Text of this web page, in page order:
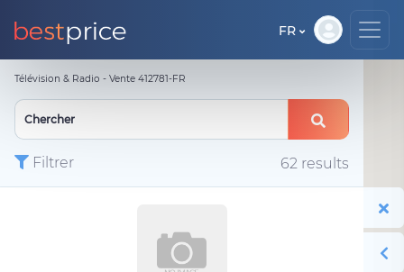
FR
Télévision & Radio - Vente 412781-FR
Filtrer 62 results